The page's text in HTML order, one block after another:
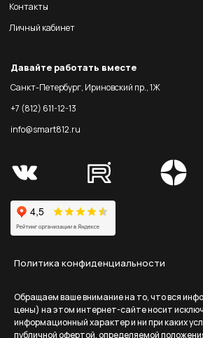
Контакты
Личный кабинет
Давайте работать вместе
Санкт-Петербург, Ириновский пр., 1Ж
+7 (812) 611-12-13
info@smart812.ru
Политика конфиденциальности
Обращаем ваше внимание на то, что вся
цены) на этом интернет-сайте носит
информационный характер и ни при каких
публичной офертой, определяемой